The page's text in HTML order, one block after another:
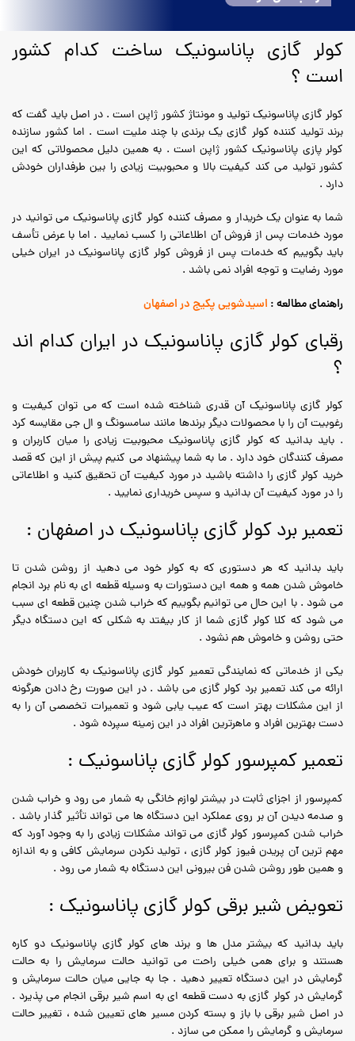
کولر گازی پاناسونیک ساخت کدام کشور
است ؟
کولر گازی پاناسونیک تولید و مونتاژ کشور ژاپن است . در اصل باید گفت که
برند تولید کننده کولر گازی یک برندی با چند ملیت است . اما کشور سازنده
کولر پازی پاناسونیک کشور ژاپن است . به همین دلیل محصولاتی که این
کشور تولید می کند کیفیت بالا و محبوبیت زیادی را بین طرفداران خودش
دارد .
شما به عنوان یک خریدار و مصرف کننده کولر گازی پاناسونیک می توانید در
مورد خدمات پس از فروش آن اطلاعاتی را کسب نمایید . اما با عرض تأسف
باید بگوییم که خدمات پس از فروش کولر گازی پاناسونیک در ایران خیلی
مورد رضایت و توجه افراد نمی باشد .
راهنمای مطالعه : اسیدشویی پکیج در اصفهان
رقبای کولر گازی پاناسونیک در ایران کدام اند
؟
کولر گازی پاناسونیک آن قدری شناخته شده است که می توان کیفیت و
رغوبیت آن را با محصولات دیگر برندها مانند سامسونگ و ال جی مقایسه کرد
. باید بدانید که کولر گازی پاناسونیک محبوبیت زیادی را میان کاربران و
مصرف کنندگان خود دارد . ما به شما پیشنهاد می کنیم پیش از این که قصد
خرید کولر گازی را داشته باشید در مورد کیفیت آن تحقیق کنید و اطلاعاتی
را در مورد کیفیت آن بدانید و سپس خریداری نمایید .
تعمیر برد کولر گازی پاناسونیک در اصفهان :
باید بدانید که هر دستوری که به کولر خود می دهید از روشن شدن تا
خاموش شدن همه و همه این دستورات به وسیله قطعه ای به نام برد انجام
می شود . با این حال می توانیم بگوییم که خراب شدن چنین قطعه ای سبب
می شود که کلا کولر گازی شما از کار بیفتد به شکلی که این دستگاه دیگر
حتی روشن و خاموش هم نشود .
یکی از خدماتی که نمایندگی تعمیر کولر گازی پاناسونیک به کاربران خودش
ارائه می کند تعمیر برد کولر گازی می باشد . در این صورت رخ دادن هرگونه
از این مشکلات بهتر است که عیب یابی شود و تعمیرات تخصصی آن را به
دست بهترین افراد و ماهرترین افراد در این زمینه سپرده شود .
تعمیر کمپرسور کولر گازی پاناسونیک :
کمپرسور از اجزای ثابت در بیشتر لوازم خانگی به شمار می رود و خراب شدن
و صدمه دیدن آن بر روی عملکرد این دستگاه ها می تواند تأثیر گذار باشد .
خراب شدن کمپرسور کولر گازی می تواند مشکلات زیادی را به وجود آورد که
مهم ترین آن پریدن فیوز کولر گازی ، تولید نکردن سرمایش کافی و به اندازه
و همین طور روشن شدن فن بیرونی این دستگاه به شمار می رود .
تعویض شیر برقی کولر گازی پاناسونیک :
باید بدانید که بیشتر مدل ها و برند های کولر گازی پاناسونیک دو کاره
هستند و برای همی خیلی راحت می توانید حالت سرمایش را به حالت
گرمایش در این دستگاه تعییر دهید . جا به جایی میان حالت سرمایش و
گرمایش در کولر گازی به دست قطعه ای به اسم شیر برقی انجام می پذیرد .
در اصل شیر برقی با باز و بسته کردن مسیر های تعیین شده ، تغییر حالت
سرمایش و گرمایش را ممکن می سازد .